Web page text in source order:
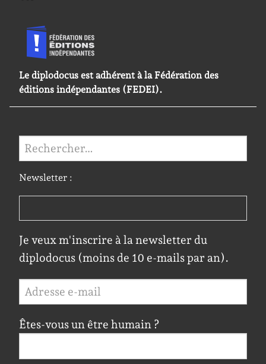
Le diplodocus est adhérent à la Fédération des
éditions indépendantes (FEDEI).
Rechercher :
Newsletter :
Je veux m'inscrire à la newsletter du
diplodocus (moins de 10 e-mails par an).
Êtes-vous un être humain ?